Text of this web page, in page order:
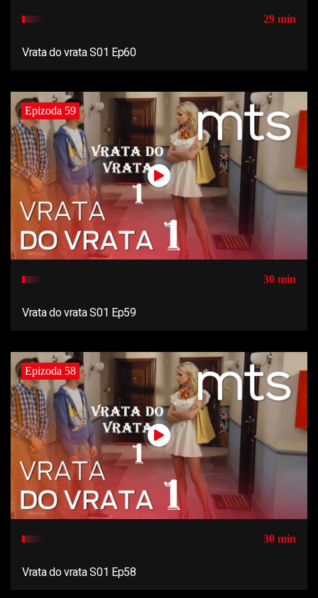
29 min
Vrata do vrata S01 Ep60
Epizoda 59
30 min
Vrata do vrata S01 Ep59
Epizoda 58
30 min
Vrata do vrata S01 Ep58